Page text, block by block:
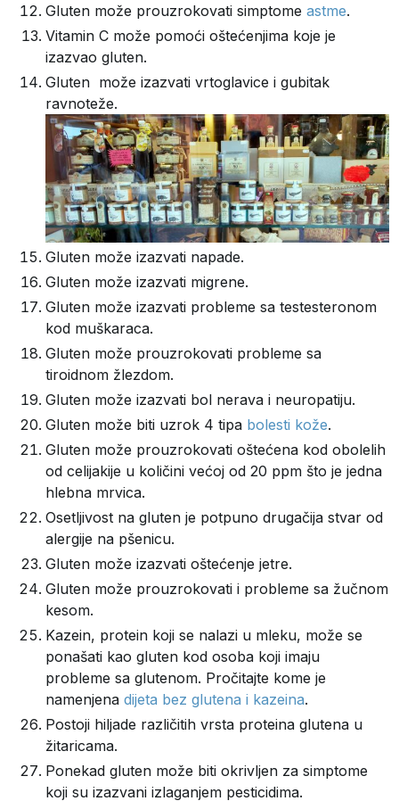
Gluten može prouzrokovati simptomeastme.
Vitamin C može pomoći oštećenjima koje je
izazvao gluten.
Gluten može izazvati vrtoglavice i gubitak
ravnoteže.
Gluten može izazvati napade.
Gluten može izazvati migrene.
Gluten može izazvati probleme sa testesteronom
kod muškaraca.
Gluten može prouzrokovati probleme sa
tiroidnom žlezdom.
Gluten može izazvati bol nerava i neuropatiju.
Gluten može biti uzrok 4 tipa bolesti kože.
Gluten može prouzrokovati oštećena kod obolelih
od celijakije u količini većoj od 20 ppm što je jedna
hlebna mrvica.
Osetljivost na gluten je potpuno drugačija stvar od
alergije na pšenicu.
Gluten može izazvati oštećenje jetre.
Gluten može prouzrokovati i probleme sa žučnom
kesom.
Kazein, protein koji se nalazi u mleku, može se
ponašati kao gluten kod osoba koji imaju
probleme sa glutenom. Pročitajte kome je
namenjenadijeta bez glutena i kazeina.
Postoji hiljade različitih vrsta proteina glutena u
žitaricama.
Ponekad gluten može biti okrivljen za simptome
koji su izazvani izlaganjem pesticidima.